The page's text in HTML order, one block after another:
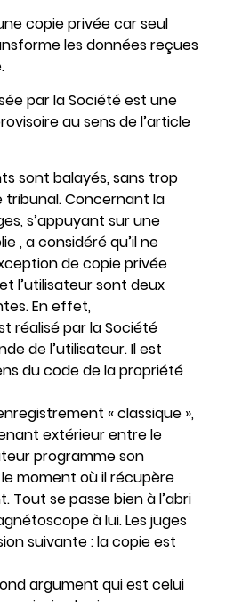
copie privée car seul
les données reçues
par la Société est une
au sens de l’article
sont balayés, sans trop
tribunal. Concernant la
s’appuyant sur une
, a considéré qu’il ne
de copie privée
l’utilisateur sont deux
En effet,
réalisé par la Société
de l’utilisateur. Il est
du code de la propriété
« classique »,
extérieur entre le
programme son
moment où il récupère
Tout se passe bien à l’abri
à lui. Les juges
suivante : la copie est
argument qui est celui